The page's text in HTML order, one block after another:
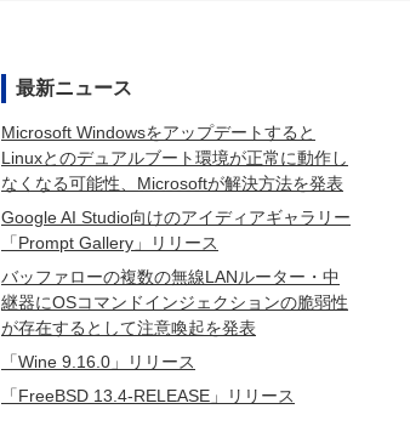
最新ニュース
Microsoft Windowsをアップデートすると
Linuxとのデュアルブート環境が正常に動作し
なくなる可能性、Microsoftが解決方法を発表
Google AI Studio向けのアイディアギャラリー
「Prompt Gallery」リリース
バッファローの複数の無線LANルーター・中
継器にOSコマンドインジェクションの脆弱性
が存在するとして注意喚起を発表
「Wine 9.16.0」リリース
「FreeBSD 13.4-RELEASE」リリース